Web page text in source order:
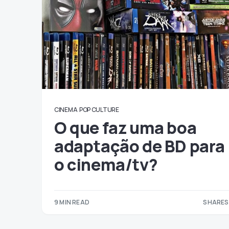
CINEMA POP CULTURE
O que faz uma boa
adaptação de BD para
o cinema/tv?
9 MIN READ